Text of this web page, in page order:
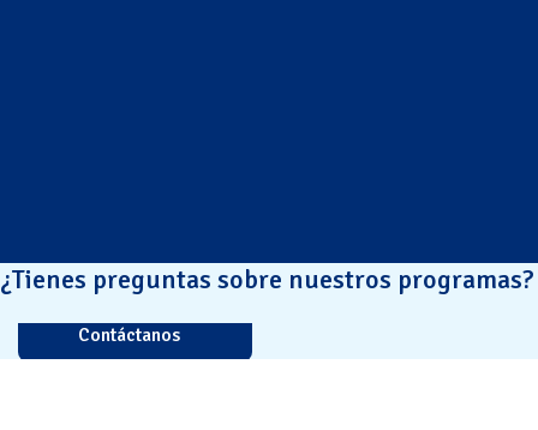
¿Tienes preguntas sobre nuestros programas?
Contáctanos